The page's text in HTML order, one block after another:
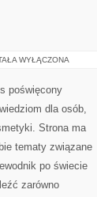
WYŁĄCZONA
poświęcony
dla osób,
Strona ma
tematy związane
po świecie
zarówno